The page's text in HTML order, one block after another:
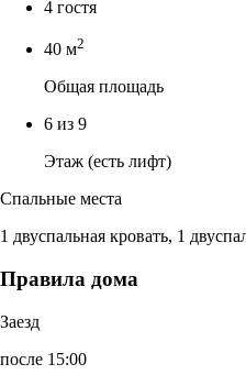
4 гостя
40 м2
Общая площадь
6 из 9
Этаж (есть лифт)
Спальные места
1 двуспальная кровать, 1
Правила дома
Заезд
после 15:00